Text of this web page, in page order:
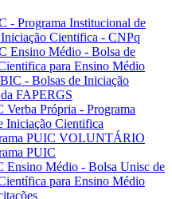
- Programa Institucional de
Cientifica - CNPq
Ensino Médio - Bolsa de
para Ensino Médio
- Bolsas de Iniciação
FAPERGS
Verba Própria - Programa
Iniciação Cientifica
PUIC VOLUNTÁRIO
PUIC
Ensino Médio - Bolsa Unisc de
para Ensino Médio